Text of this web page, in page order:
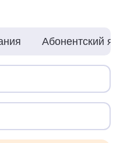
Абонентский